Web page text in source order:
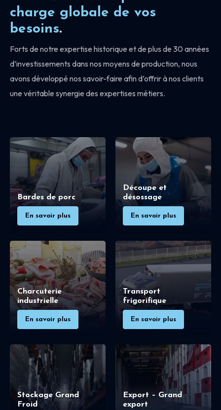
charge globale de vos
besoins.
Forts de notre expertise historique et de plus de 30 années
d’investissements dans nos moyens de production, nous
avons développé nos savoir-faire afin d’offrir à nos clients
une véritable synergie des expertises métiers.
Bardes de porc
En savoir plus
Découpe et
désossage
En savoir plus
Charcuterie
industrielle
En savoir plus
Transport
frigorifique
En savoir plus
Stockage Grand
Froid
Export – Grand
export